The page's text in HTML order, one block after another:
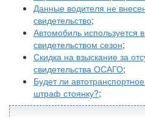
Данные водителя не
свидетельство;
Автомобиль используется
свидетельством сезон;
Скидка на взыскание за
свидетельства ОСАГО;
Будет ли
штраф стоянку?;